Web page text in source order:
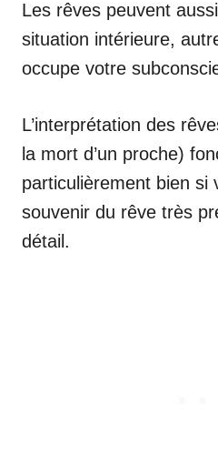
Les rêves peuvent
situation intérieure,
occupe votre
L’interprétation des
la mort d’un proche)
particulièrement bien si
souvenir du rêve très
détail.